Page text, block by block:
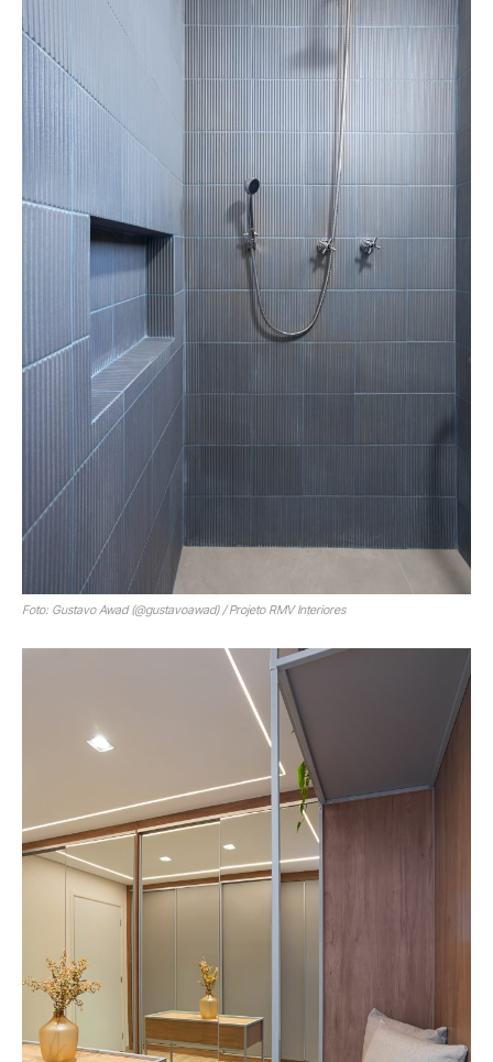
Foto: Gustavo Awad (@gustavoawad) / Projeto RMV Interiores